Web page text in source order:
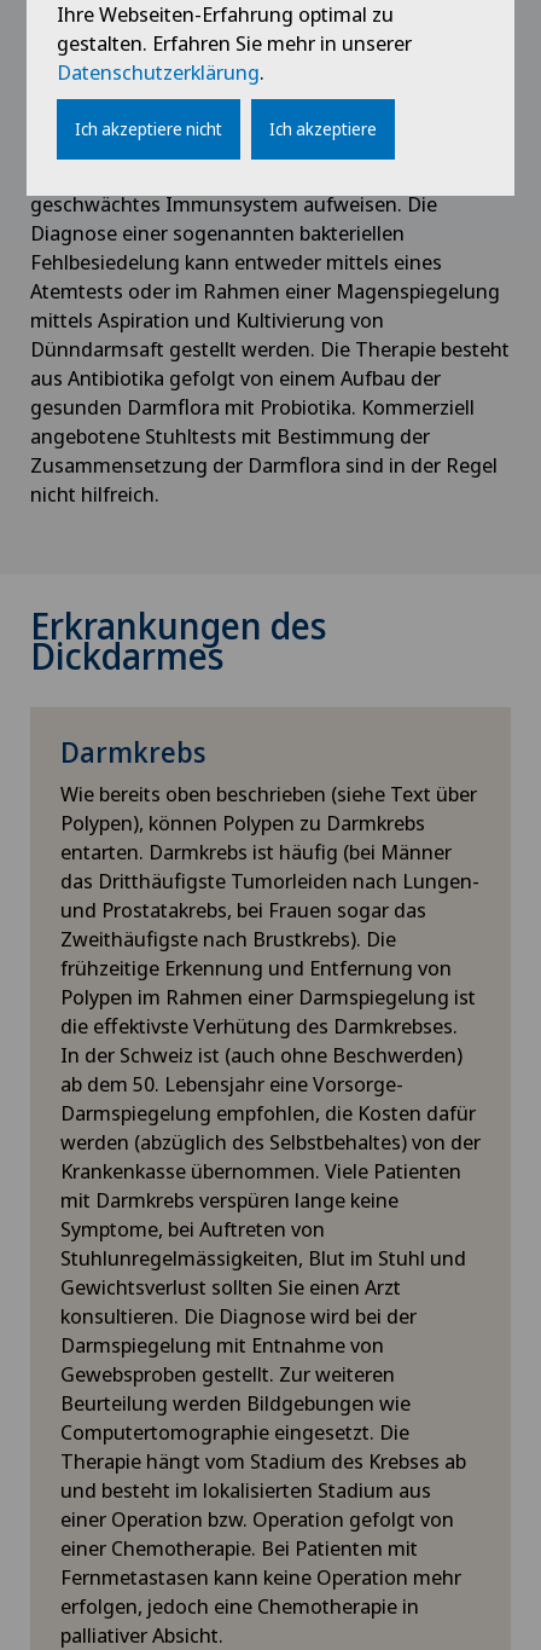
Viele unserer Patienten leiden unter Blähungen,
Bauchschmerzen und Durchfall. Eine mögliche
Ursache dafür kann eine Veränderung der Darmflora
sein, dies vor allem bei Patienten, welche immer
wieder Antibiotika einnehmen müssen, im Bereich
geschwächtes Immunsystem aufweisen. Die
Diagnose einer sogenannten bakteriellen
Fehlbesiedelung kann entweder mittels eines
Atemtests oder im Rahmen einer Magenspiegelung
mittels Aspiration und Kultivierung von
Dünndarmsaft gestellt werden. Die Therapie besteht
aus Antibiotika gefolgt von einem Aufbau der
gesunden Darmflora mit Probiotika. Kommerziell
angebotene Stuhltests mit Bestimmung der
Zusammensetzung der Darmflora sind in der Regel
nicht hilfreich.
Erkrankungen des
Dickdarmes
Darmkrebs
Wie bereits oben beschrieben (siehe Text über
Polypen), können Polypen zu Darmkrebs
entarten. Darmkrebs ist häufig (bei Männer
das Dritthäufigste Tumorleiden nach Lungen-
und Prostatakrebs, bei Frauen sogar das
Zweithäufigste nach Brustkrebs). Die
frühzeitige Erkennung und Entfernung von
Polypen im Rahmen einer Darmspiegelung ist
die effektivste Verhütung des Darmkrebses.
In der Schweiz ist (auch ohne Beschwerden)
ab dem 50. Lebensjahr eine Vorsorge-
Darmspiegelung empfohlen, die Kosten dafür
werden (abzüglich des Selbstbehaltes) von der
Krankenkasse übernommen. Viele Patienten
mit Darmkrebs verspüren lange keine
Symptome, bei Auftreten von
Stuhlunregelmässigkeiten, Blut im Stuhl und
Gewichtsverlust sollten Sie einen Arzt
konsultieren. Die Diagnose wird bei der
Darmspiegelung mit Entnahme von
Gewebsproben gestellt. Zur weiteren
Beurteilung werden Bildgebungen wie
Computertomographie eingesetzt. Die
Therapie hängt vom Stadium des Krebses ab
und besteht im lokalisierten Stadium aus
einer Operation bzw. Operation gefolgt von
einer Chemotherapie. Bei Patienten mit
Fernmetastasen kann keine Operation mehr
erfolgen, jedoch eine Chemotherapie in
palliativer Absicht.
Ihre Webseiten-Erfahrung optimal zu
gestalten. Erfahren Sie mehr in unserer
Datenschutzerklärung.
Ich akzeptiere nicht Ich akzeptiere